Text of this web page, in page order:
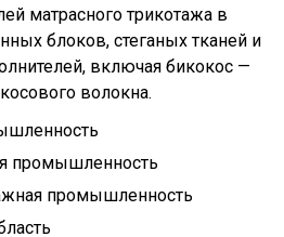
ей матрасного трикотажа в
блоков, стеганых тканей и
включая бикокос —
волокна.
промышленность
промышленность